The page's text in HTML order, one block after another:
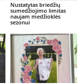
Nustatytas briedžių
sumedžiojimo limitas
naujam medžioklės
sezonui